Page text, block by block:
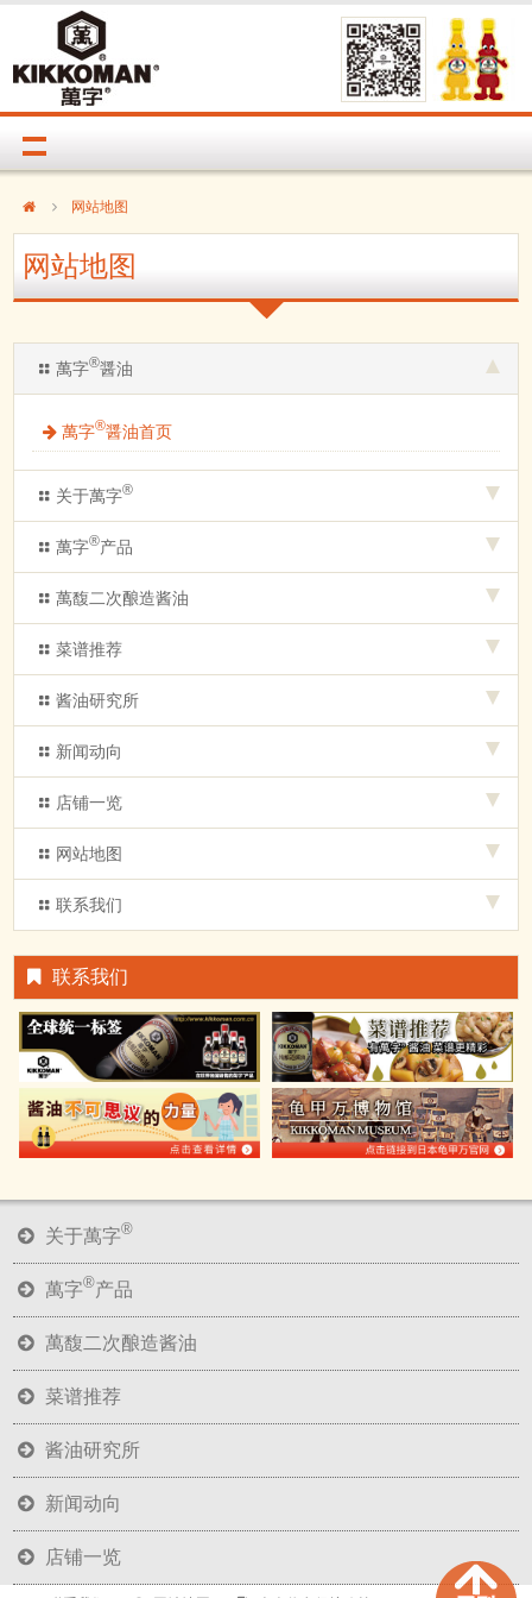
网站地图
网站地图
萬字®醤油
萬字®醤油首页
关于萬字®
萬字®产品
萬馥二次酿造酱油
菜谱推荐
酱油研究所
新闻动向
店铺一览
网站地图
联系我们
联系我们
关于萬字®
萬字®产品
萬馥二次酿造酱油
菜谱推荐
酱油研究所
新闻动向
店铺一览